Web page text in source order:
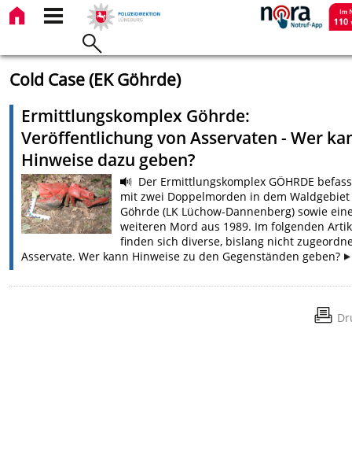
Cold Case (EK Göhrde)
Ermittlungskomplex Göhrde:
Veröffentlichung von Asservaten - Wer
Hinweise dazu geben?
Der Ermittlungskomplex GÖHRDE
mit zwei Doppelmorden in dem Waldgebiet
Göhrde (LK Lüchow-Dannenberg) sowie
weiteren Mord aus 1989. Im folgenden
finden sich diverse, bislang nicht
Asservate. Wer kann Hinweise zu den Gegenständen geben?